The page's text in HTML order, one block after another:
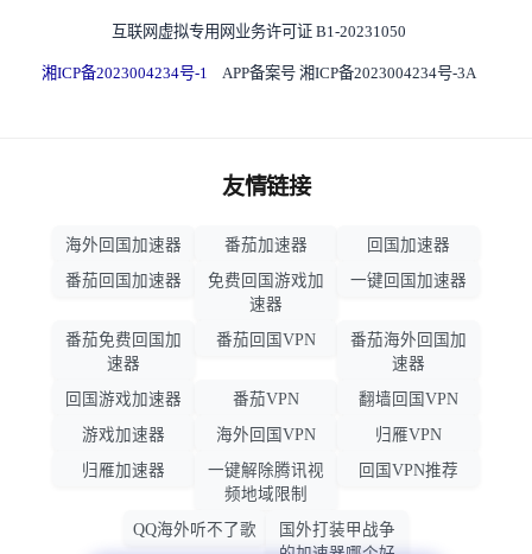
互联网虚拟专用网业务许可证 B1-20231050
湘ICP备2023004234号-1 APP备案号 湘ICP备2023004234号-3A
友情链接
海外回国加速器 番茄加速器
回国加速器
番茄回国加速器
免费回国游戏加
速器
一键回国加速器
番茄免费回国加
速器
番茄回国VPN
番茄海外回国加
速器
回国游戏加速器
番茄VPN
翻墙回国VPN
游戏加速器
海外回国VPN
归雁VPN
归雁加速器
一键解除腾讯视
频地域限制
回国VPN推荐
QQ海外听不了歌
国外打装甲战争